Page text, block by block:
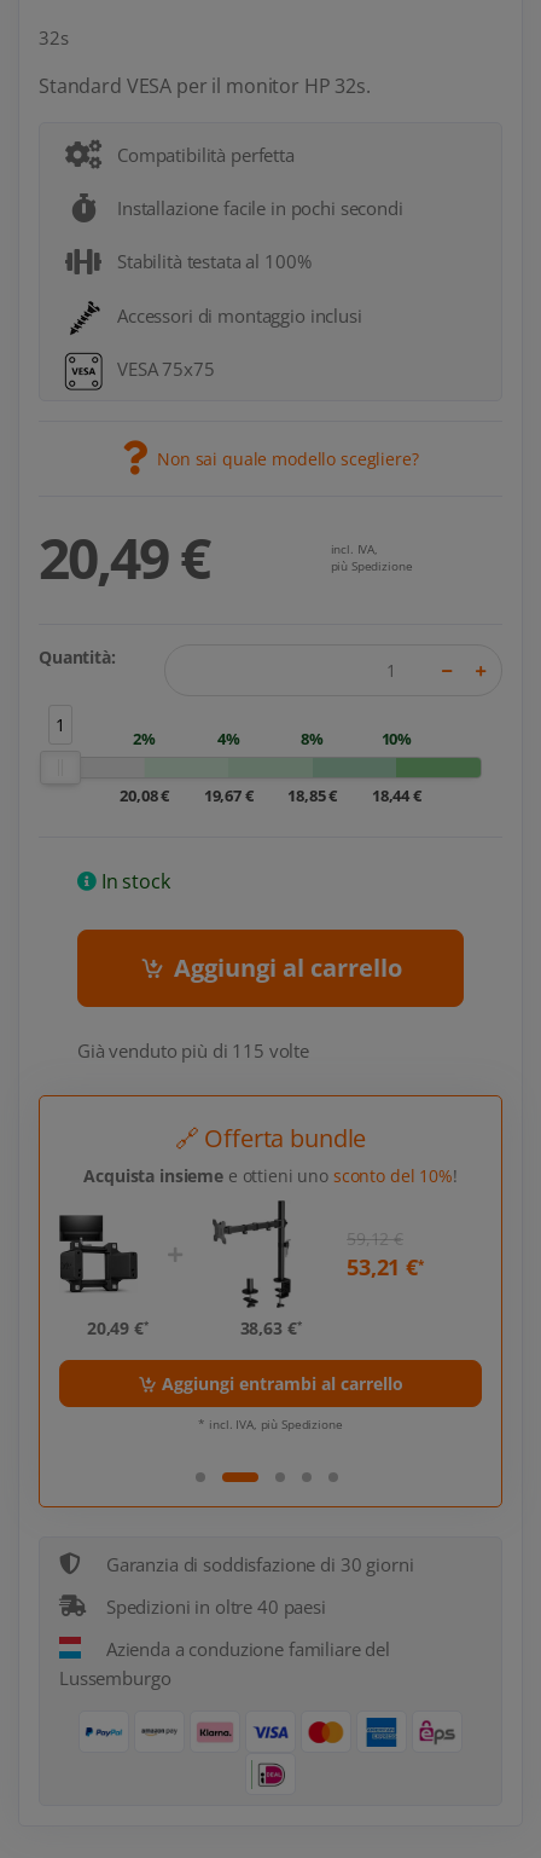
32s
Standard VESA per il monitor HP 32s.
Compatibilità perfetta
Installazione facile in pochi secondi
Stabilità testata al 100%
Accessori di montaggio inclusi
VESA 75x75
Non sai quale modello scegliere?
20,49 €
incl. IVA,
più Spedizione
Quantità:
1
2%
20,08 €
4%
19,67 €
8%
18,85 €
10%
18,44 €
In stock
Aggiungi al carrello
Già venduto più di 115 volte
🔗 Offerta bundle
Acquista insieme e ottieni uno sconto del 10%!
59,12 €
53,21 €*
20,49 €* 38,63 €*
Aggiungi entrambi al carrello
* incl. IVA, più Spedizione
Garanzia di soddisfazione di 30 giorni
Spedizioni in oltre 40 paesi
Azienda a conduzione familiare del
Lussemburgo